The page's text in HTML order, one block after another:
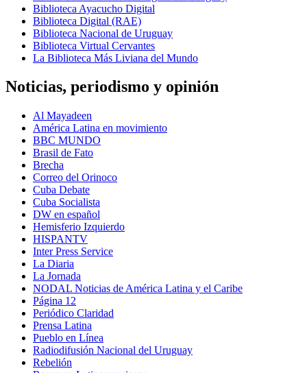
Biblioteca Ayacucho Digital
Biblioteca Digital (RAE)
Biblioteca Nacional de Uruguay
Biblioteca Virtual Cervantes
La Biblioteca Más Liviana del Mundo
Noticias, periodismo y opinión
Al Mayadeen
América Latina en movimiento
BBC MUNDO
Brasil de Fato
Brecha
Correo del Orinoco
Cuba Debate
Cuba Socialista
DW en español
Hemisferio Izquierdo
HISPANTV
Inter Press Service
La Diaria
La Jornada
NODAL Noticias de América Latina y el Caribe
Página 12
Periódico Claridad
Prensa Latina
Pueblo en Línea
Radiodifusión Nacional del Uruguay
Rebelión